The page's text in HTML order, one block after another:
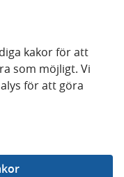
kakor för att
som möjligt. Vi
för att göra